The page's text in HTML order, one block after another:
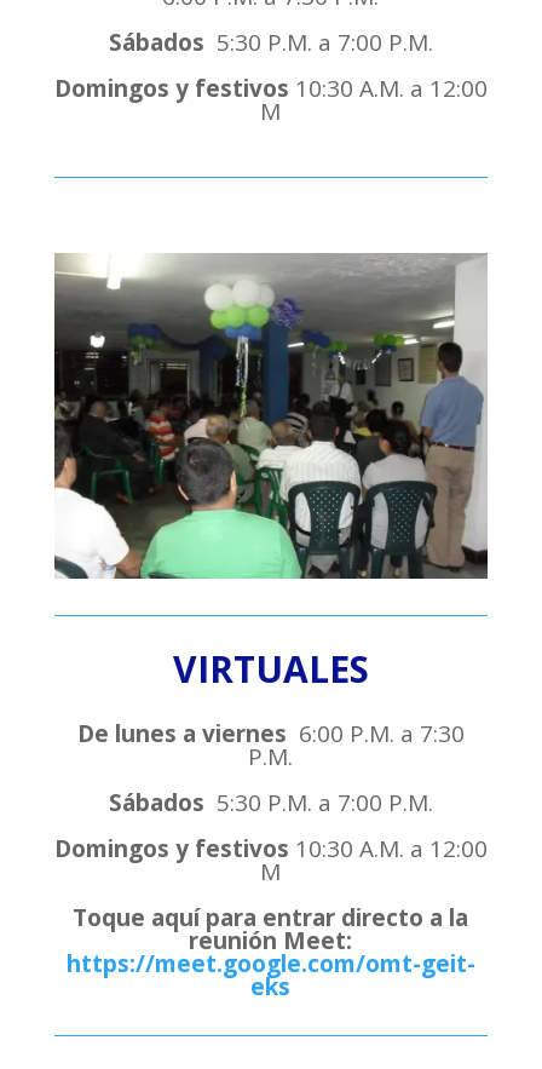
Sábados 5:30 P.M. a 7:00 P.M.
Domingos y festivos 10:30 A.M. a 12:00
M
VIRTUALES
De lunes a viernes 6:00 P.M. a 7:30
P.M.
Sábados 5:30 P.M. a 7:00 P.M.
Domingos y festivos 10:30 A.M. a 12:00
M
Toque aquí para entrar directo a la
reunión Meet:
https://meet.google.com/omt-geit-
eks